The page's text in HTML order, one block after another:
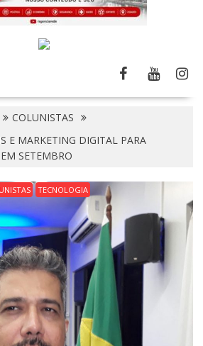
COLUNISTAS
E MARKETING DIGITAL PARA
SETEMBRO
TECNOLOGIA